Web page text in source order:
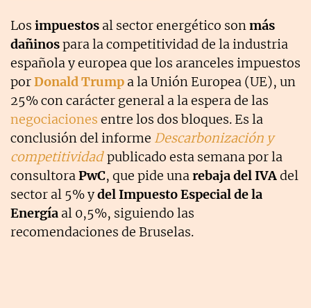
Los impuestos al sector energético sonmás
dañinospara la competitividad de la industria
española y europea que los aranceles impuestos
porDonald Trump a la Unión Europea (UE), un
25% con carácter general a la espera de las
negociaciones entre los dos bloques. Es la
conclusión del informe Descarbonización y
competitividadpublicado esta semana por la
consultoraPwC, que pide unarebaja del IVAdel
sector al 5% ydel Impuesto Especial de la
Energía al 0,5%, siguiendo las
recomendaciones de Bruselas.